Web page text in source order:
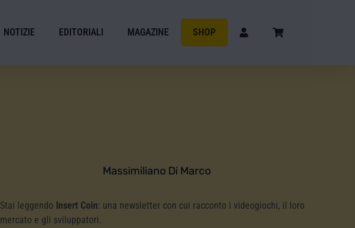
NOTIZIE EDITORIALI MAGAZINE SHOP
Massimiliano Di Marco
Stai leggendo Insert Coin: una newsletter con cui racconto i videogiochi, il loro
mercato e gli sviluppatori.